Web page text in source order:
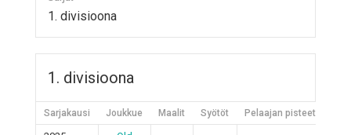
1. divisioona
1. divisioona
Sarjakausi Joukkue Maalit Syötöt Pelaajan pisteet